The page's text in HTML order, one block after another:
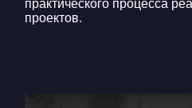
практического процесса
проектов.